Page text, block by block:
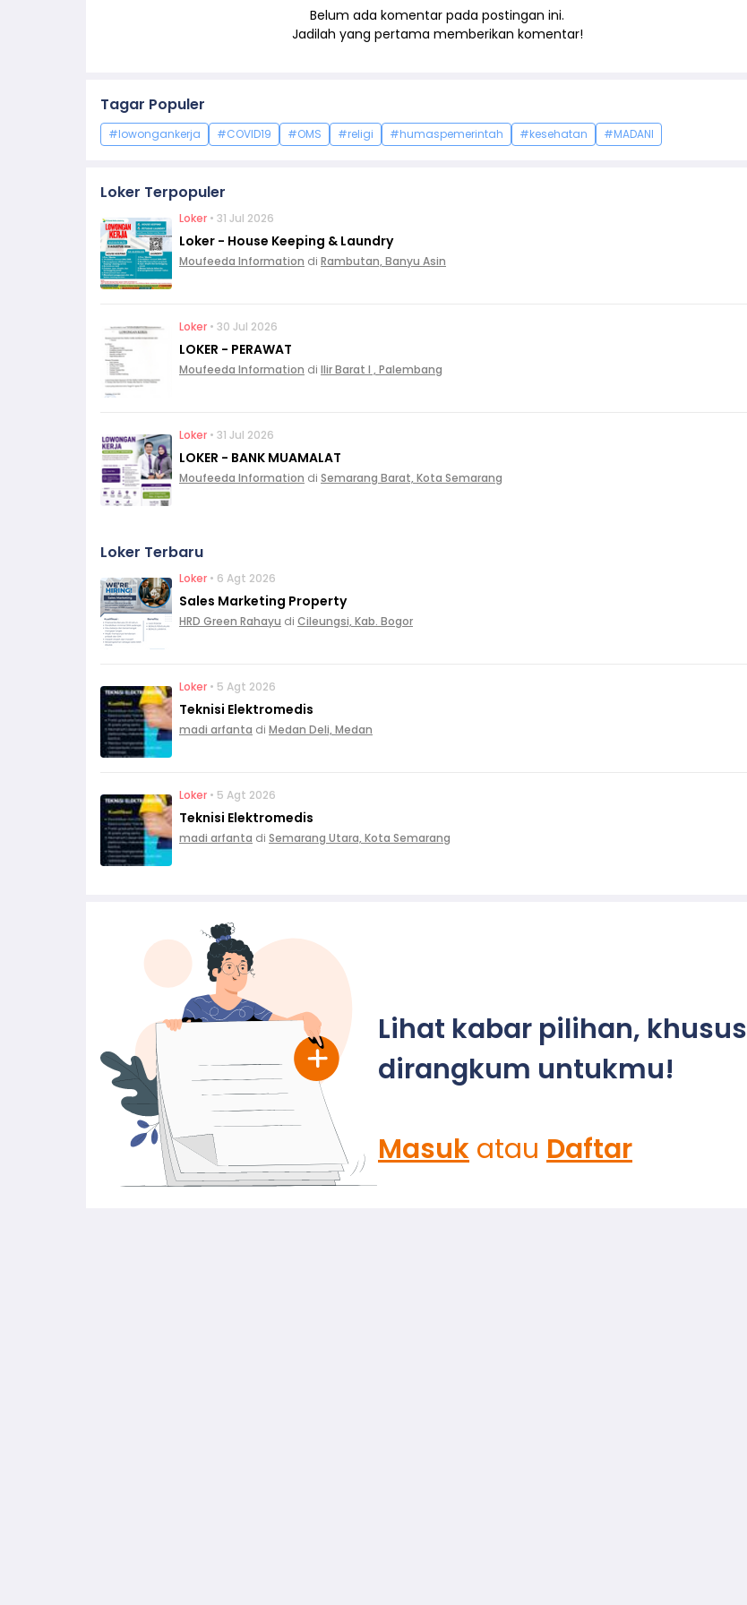
Belum ada komentar pada postingan ini.
Jadilah yang pertama memberikan komentar!
Tagar Populer
#lowongankerja #COVID19 #OMS #religi #humaspemerintah #kesehatan #MADANI
Loker Terpopuler
Loker • 31 Jul 2026
Loker - House Keeping & Laundry
Moufeeda Information di Rambutan, Banyu Asin
Loker • 30 Jul 2026
LOKER - PERAWAT
Moufeeda Information di Ilir Barat I , Palembang
Loker • 31 Jul 2026
LOKER - BANK MUAMALAT
Moufeeda Information di Semarang Barat, Kota Semarang
Loker Terbaru
Loker • 6 Agt 2026
Sales Marketing Property
HRD Green Rahayu di Cileungsi, Kab. Bogor
Loker • 5 Agt 2026
Teknisi Elektromedis
madi arfanta di Medan Deli, Medan
Loker • 5 Agt 2026
Teknisi Elektromedis
madi arfanta di Semarang Utara, Kota Semarang
Lihat kabar pilihan, khusus
dirangkum untukmu!
Masuk atau Daftar